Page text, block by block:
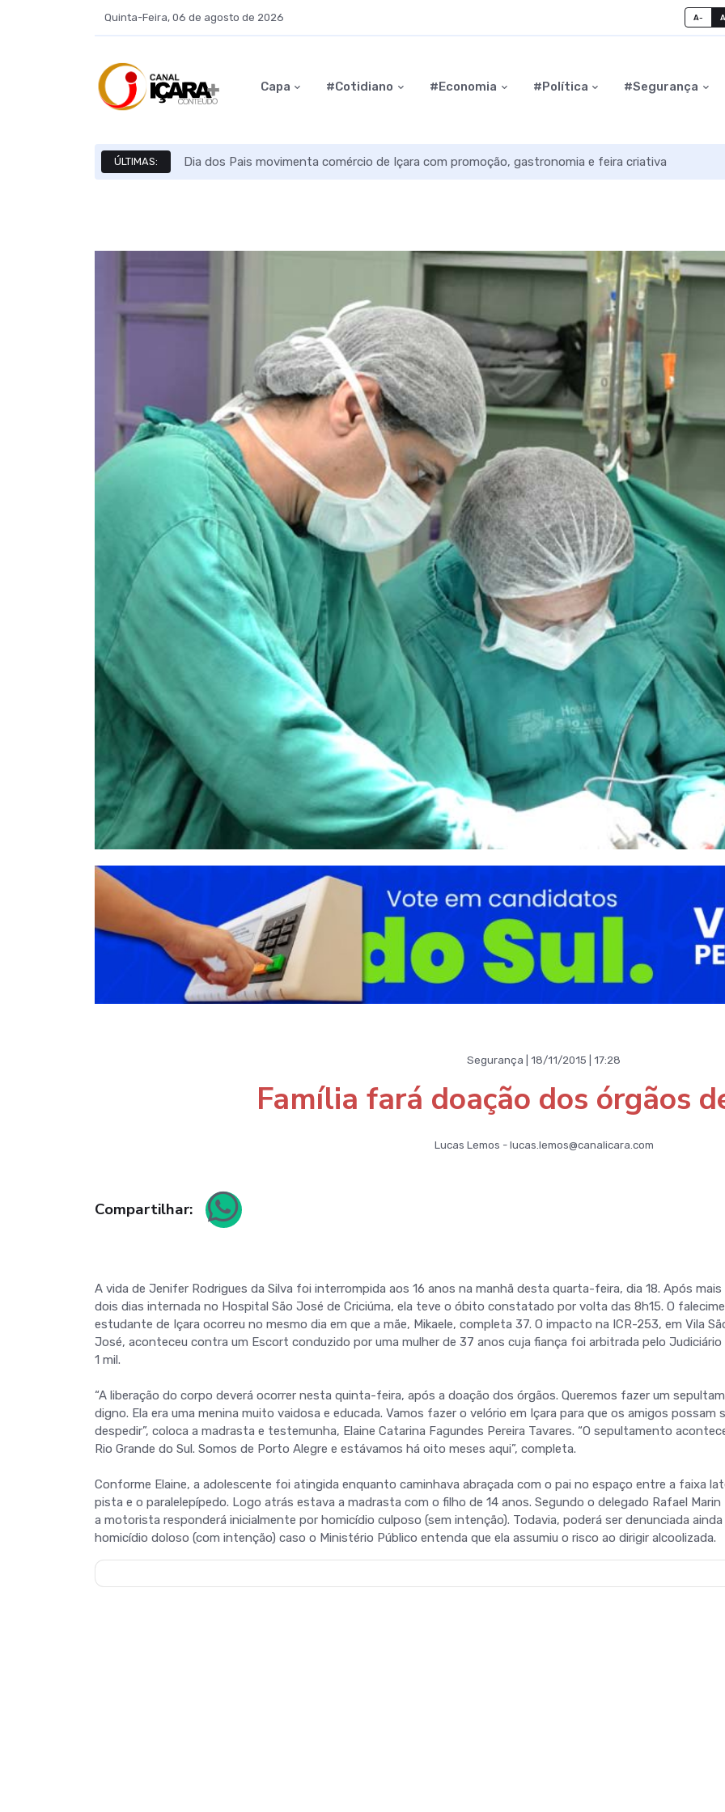
Quinta-Feira, 06 de agosto de 2026 A-
Capa #Cotidiano #Economia #Política #Segurança
ÚLTIMAS: Dia dos Pais movimenta comércio de Içara com promoção, gastronomia e feira criativa
Segurança | 18/11/2015 | 17:28
Família fará doação dos órgãos
Lucas Lemos - lucas.lemos@canalicara.com
Compartilhar:
A vida de Jenifer Rodrigues da Silva foi interrompida aos 16 anos na manhã desta quarta-feira, dia 18. Após mais
dois dias internada no Hospital São José de Criciúma, ela teve o óbito constatado por volta das 8h15. O
estudante de Içara ocorreu no mesmo dia em que a mãe, Mikaele, completa 37. O impacto na ICR-253, em Vila
José, aconteceu contra um Escort conduzido por uma mulher de 37 anos cuja fiança foi arbitrada pelo Judiciário
1 mil.
“A liberação do corpo deverá ocorrer nesta quinta-feira, após a doação dos órgãos. Queremos fazer um
digno. Ela era uma menina muito vaidosa e educada. Vamos fazer o velório em Içara para que os amigos possam
despedir”, coloca a madrasta e testemunha, Elaine Catarina Fagundes Pereira Tavares. “O sepultamento
Rio Grande do Sul. Somos de Porto Alegre e estávamos há oito meses aqui”, completa.
Conforme Elaine, a adolescente foi atingida enquanto caminhava abraçada com o pai no espaço entre a faixa
pista e o paralelepípedo. Logo atrás estava a madrasta com o filho de 14 anos. Segundo o delegado Rafael Marin
a motorista responderá inicialmente por homicídio culposo (sem intenção). Todavia, poderá ser denunciada
homicídio doloso (com intenção) caso o Ministério Público entenda que ela assumiu o risco ao dirigir alcoolizada.